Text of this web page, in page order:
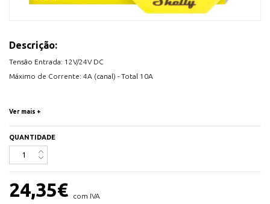
Descrição:
Tensão Entrada: 12V/24V DC
Máximo de Corrente: 4A (canal) - Total 10A
Um controlador RGBW compacto e versátil, projetado para o controlo
fácil de qualquer fita de LED. Com suporte para perfis RGBW, RGB e Light,
oferece uma flexibilidade inigualável na criação do ambiente perfeito para
Shelly Plus RGBW PM fornece dados em tempo real sobre o consumo,
Ver mais +
QUANTIDADE
24,35€ com IVA